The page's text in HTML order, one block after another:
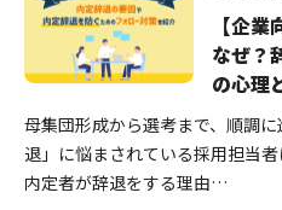
【企
なぜ？
の心理
母集団形成から選考まで、順調
退」に悩まされている採用担当
内定者が辞退をする理由…